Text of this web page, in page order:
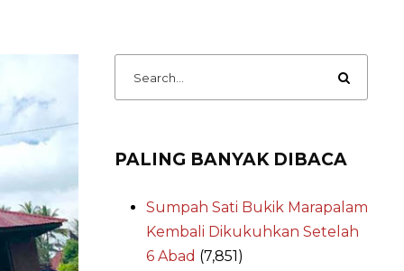
PALING BANYAK DIBACA
Sumpah Sati Bukik Marapalam
Kembali Dikukuhkan Setelah
6 Abad (7,851)